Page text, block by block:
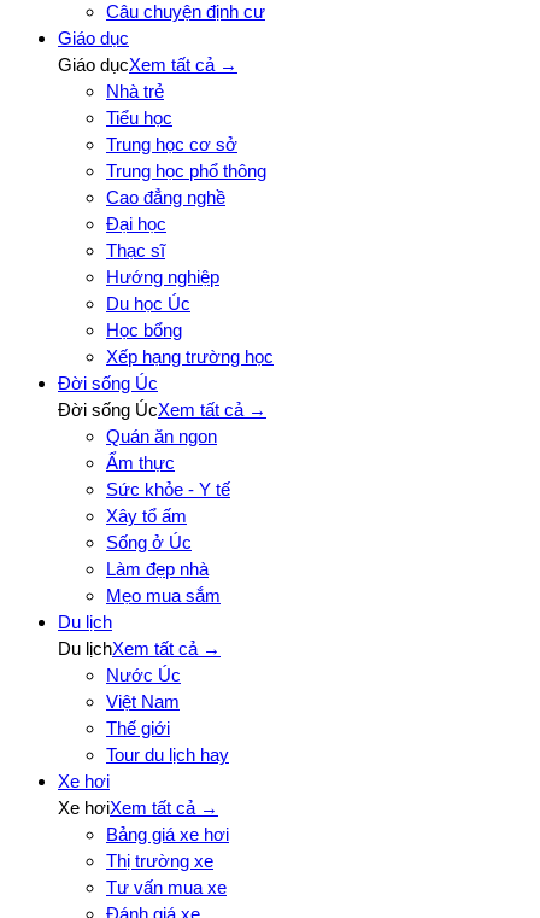
Câu chuyện định cư
Giáo dục
Giáo dụcXem tất cả →
Nhà trẻ
Tiểu học
Trung học cơ sở
Trung học phổ thông
Cao đẳng nghề
Đại học
Thạc sĩ
Hướng nghiệp
Du học Úc
Học bổng
Xếp hạng trường học
Đời sống Úc
Đời sống ÚcXem tất cả →
Quán ăn ngon
Ẩm thực
Sức khỏe - Y tế
Xây tổ ấm
Sống ở Úc
Làm đẹp nhà
Mẹo mua sắm
Du lịch
Du lịchXem tất cả →
Nước Úc
Việt Nam
Thế giới
Tour du lịch hay
Xe hơi
Xe hơiXem tất cả →
Bảng giá xe hơi
Thị trường xe
Tư vấn mua xe
Đánh giá xe